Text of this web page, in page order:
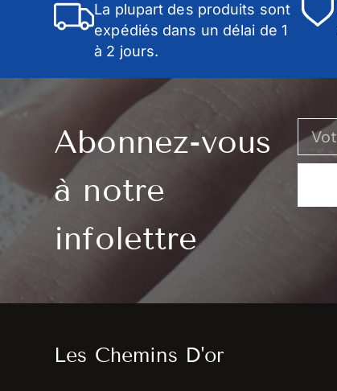
La plupart des produits sont
expédiés dans un délai de 1
à 2 jours.
Abonnez-vous
à notre
infolettre
Les Chemins D'or